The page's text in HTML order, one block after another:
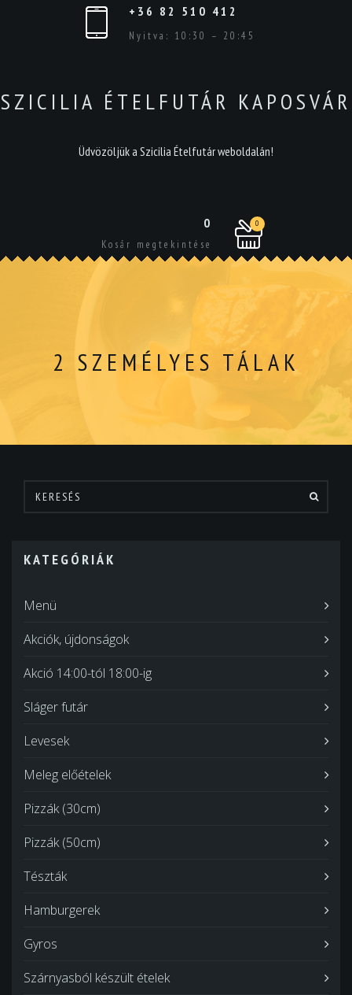
+36 82 510 412
Nyitva: 10:30 – 20:45
SZICILIA ÉTELFUTÁR KAPOSVÁR
Üdvözöljük a Szicilia Ételfutár weboldalán!
0
Kosár megtekintése
0
2 SZEMÉLYES TÁLAK
KATEGÓRIÁK
Menü
Akciók, újdonságok
Akció 14:00-tól 18:00-ig
Sláger futár
Levesek
Meleg előételek
Pizzák (30cm)
Pizzák (50cm)
Tészták
Hamburgerek
Gyros
Szárnyasból készült ételek